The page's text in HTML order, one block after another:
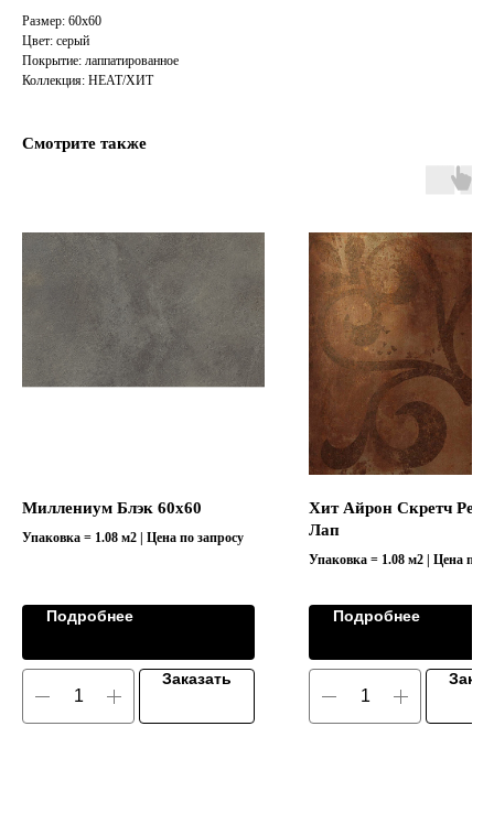
Размер: 60х60
Цвет: серый
Покрытие: лаппатированное
Коллекция: HEAT/XИT
Смотрите также
Миллениум Блэк 60х60
Упаковка = 1.08 м2 | Цена по запросу
Подробнее
Заказать
Хит Айрон Скретч Рет
Лап
Упаковка = 1.08 м2 | Цена по
Подробнее